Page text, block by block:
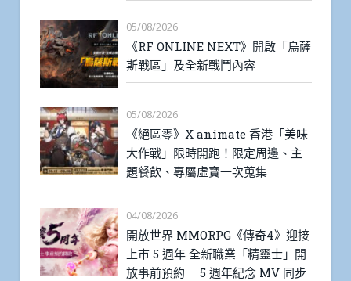
05/08/2026
《RF ONLINE NEXT》開啟「烏薩
斯戰區」及全新戰鬥內容
05/08/2026
《絕區零》X animate 香港「美味
大作戰」限時開跑！限定周邊、主
題餐飲、專屬虛寶一次蒐集
04/08/2026
開放世界 MMORPG《傳奇4》迎接
上市 5 週年 全新職業「精靈士」開
放事前預約 5 週年紀念 MV 同步